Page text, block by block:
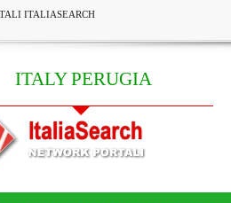
ITALIASEARCH
ITALY PERUGIA